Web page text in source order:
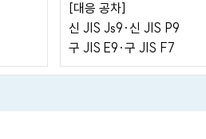
[대응 공차]
신 JIS Js9·신 JIS P9
구 JIS E9·구 JIS F7